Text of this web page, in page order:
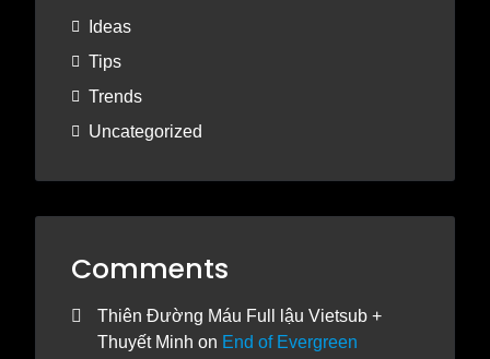
Ideas
Tips
Trends
Uncategorized
Comments
Thiên Đường Máu Full lậu Vietsub +
Thuyết Minh on End of Evergreen